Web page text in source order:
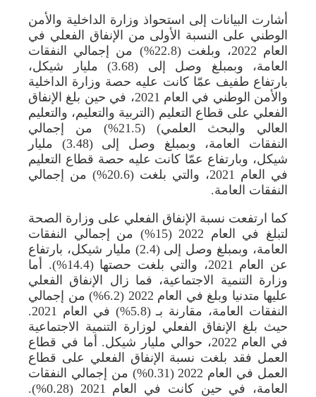
أشارت البيانات إلى استحواذ وزارة الداخلية والأمن
الوطني على النسبة الأولى من الإنفاق الفعلي في
العام 2022، وبلغت (22.8%) من إجمالي النفقات
العامة، وبمبلغ وصل إلى (3.68) مليار شيكل،
بارتفاع طفيف عمّا كانت عليه حصة وزارة الداخلية
والأمن الوطني في العام 2021، في حين بلغ الإنفاق
الفعلي على قطاع التعليم (التربية والتعليم، والتعليم
العالي والبحث العلمي) (21.5%) من إجمالي
النفقات العامة، وبمبلغ وصل إلى (3.48) مليار
شيكل، وبارتفاع عمّا كانت عليه حصة قطاع التعليم
في العام 2021، والتي بلغت (20.6%) من إجمالي
النفقات العامة.
كما ارتفعت نسبة الإنفاق الفعلي على وزارة الصحة
لتبلغ في العام 2022 (15%) من إجمالي النفقات
العامة، وبمبلغ وصل إلى (2.4) مليار شيكل، بارتفاع
عن العام 2021، والتي بلغت حصتها (14.4%). أما
وزارة التنمية الاجتماعية، فما زال الإنفاق الفعلي
عليها متدنيا وبلغ في العام 2022 (6.2%) من إجمالي
النفقات العامة، مقارنة بـ (5.8%) في العام 2021.
حيث بلغ الإنفاق الفعلي لوزارة التنمية الاجتماعية
في العام 2022، حوالي مليار شيكل. أما في قطاع
العمل فقد بلغت نسبة الإنفاق الفعلي على قطاع
العمل في العام 2022 (0.31%) من إجمالي النفقات
العامة، في حين كانت في العام 2021 (0.28%).